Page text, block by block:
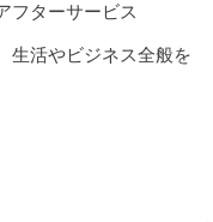
フターサービス
生活やビジネス全般を